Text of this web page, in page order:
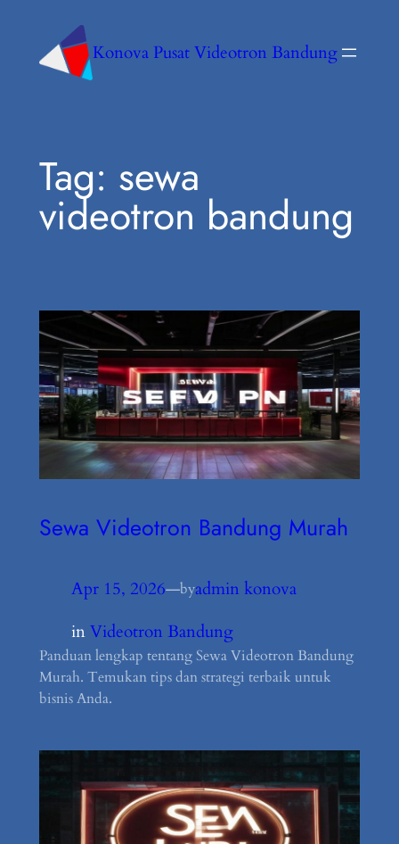
Konova Pusat Videotron Bandung
Tag: sewa
videotron bandung
Sewa Videotron Bandung Murah
Apr 15, 2026—byadmin konova
inVideotron Bandung
Panduan lengkap tentang Sewa Videotron Bandung
Murah. Temukan tips dan strategi terbaik untuk
bisnis Anda.